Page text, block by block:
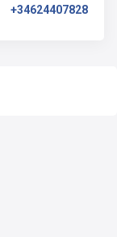
+34624407828